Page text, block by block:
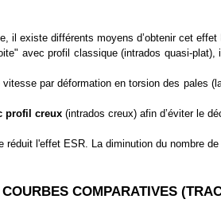
il existe différents moyens d’obtenir cet effet
avec profil classique (intrados quasi-
par déformation en torsion des pales
profil creux(intrados creux) afin d’éviter le
réduit l'effet ESR. La diminution du nombre
COURBES COMPARATIVES